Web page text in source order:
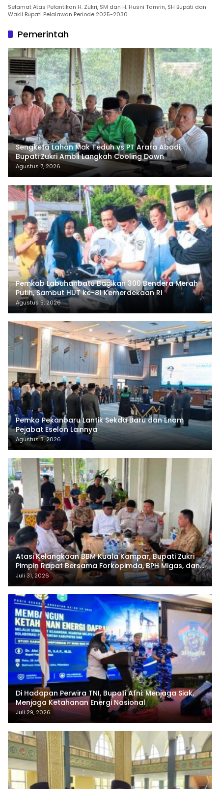
Selamat Atas Pelantikan H. Zukri, SM dan H. Husni Tamrin, SH Bupati dan
Wakil Bupati Pelalawan Periode 2025-2030
Pemerintah
Sengketa Lahan Mak Teduh vs PT Arara Abadi,
Bupati Zukri Ambil Langkah Cooling Down
Agustus 7, 2026
Pemkab Labuhanbatu Bagikan 300 Bendera Merah
Putih, Sambut HUT ke-81 Kemerdekaan RI
Agustus 5, 2026
Pemko Pekanbaru Lantik Sekda Baru dan Enam
Pejabat Eselon Lainnya
Agustus 3, 2026
Atasi Kelangkaan BBM Kuala Kampar, Bupati Zukri
Pimpin Rapat Bersama Forkopimda, BPH Migas, dan
Pertamina
Juli 31, 2026
Di Hadapan Perwira TNI, Bupati Afni: Menjaga Siak,
Menjaga Ketahanan Energi Nasional
Juli 29, 2026